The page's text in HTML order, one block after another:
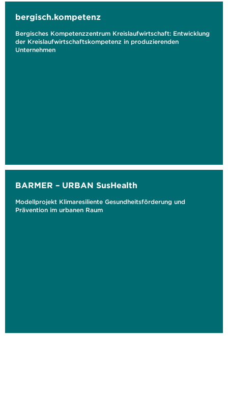
bergisch.kompetenz
Bergisches Kompetenzzentrum Kreislaufwirtschaft: Entwicklung
der Kreislaufwirtschaftskompetenz in produzierenden
Unternehmen
BARMER – URBAN SusHealth
Modellprojekt Klimaresiliente Gesundheitsförderung und
Prävention im urbanen Raum